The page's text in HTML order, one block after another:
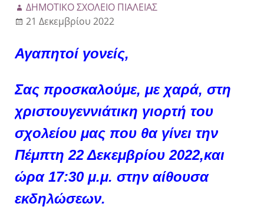
ΔΗΜΟΤΙΚΟ ΣΧΟΛΕΙΟ ΠΙΑΛΕΙΑΣ
21 Δεκεμβρίου 2022
Αγαπητοί γονείς,
Σας προσκαλούμε, με χαρά, στη
χριστουγεννιάτικη γιορτή του
σχολείου μας που θα γίνει την
Πέμπτη 22 Δεκεμβρίου 2022,και
ώρα 17:30 μ.μ. στην αίθουσα
εκδηλώσεων.